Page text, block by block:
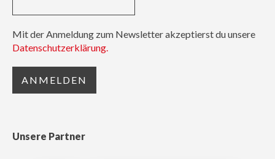
Mit der Anmeldung zum Newsletter akzeptierst du unsere
Datenschutzerklärung.
Unsere Partner